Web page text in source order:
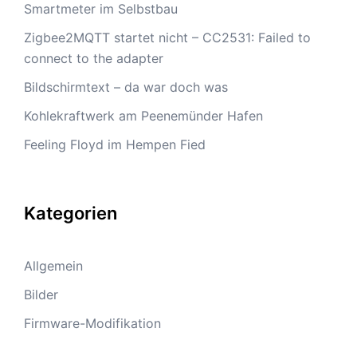
Smartmeter im Selbstbau
Zigbee2MQTT startet nicht – CC2531: Failed to
connect to the adapter
Bildschirmtext – da war doch was
Kohlekraftwerk am Peenemünder Hafen
Feeling Floyd im Hempen Fied
Kategorien
Allgemein
Bilder
Firmware-Modifikation